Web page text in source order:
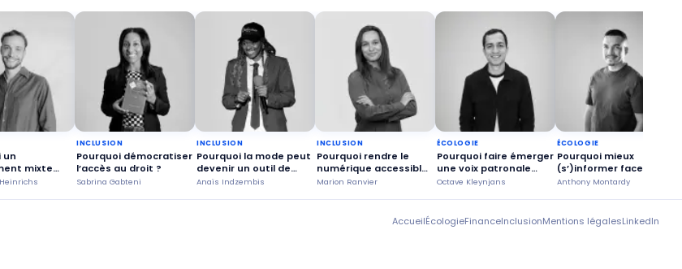
un
mixte
est-il
INCLUSION
Pourquoi démocratiser
l’accès au droit ?
Sabrina Gabteni
INCLUSION
Pourquoi la mode peut
devenir un outil de
confiance en soi ?
Anaïs Indzembis
INCLUSION
Pourquoi rendre le
numérique accessible
à tous ?
Marion Ranvier
ÉCOLOGIE
Pourquoi faire émerger
une voix patronale
engagée ?
Octave Kleynjans
ÉCOLOGIE
Pourquoi mieux
(s’)informer face aux
feux de forêt ?
Anthony Montardy
AccueilÉcologieFinanceInclusionMentions légalesLinkedIn